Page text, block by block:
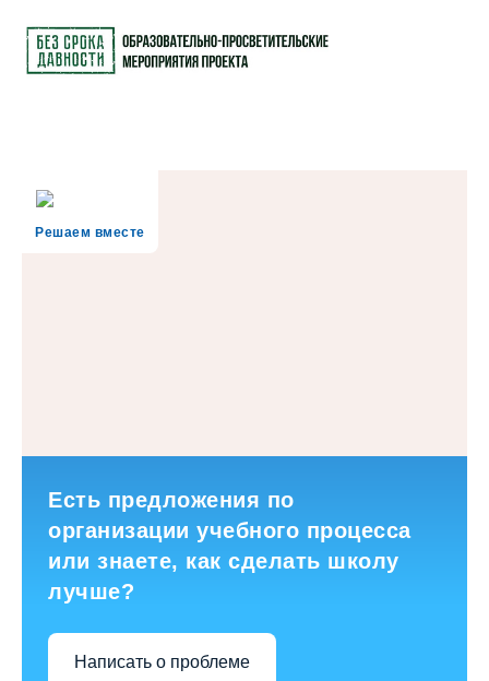
Решаем вместе
Есть предложения по
организации учебного процесса
или знаете, как сделать школу
лучше?
Написать о проблеме